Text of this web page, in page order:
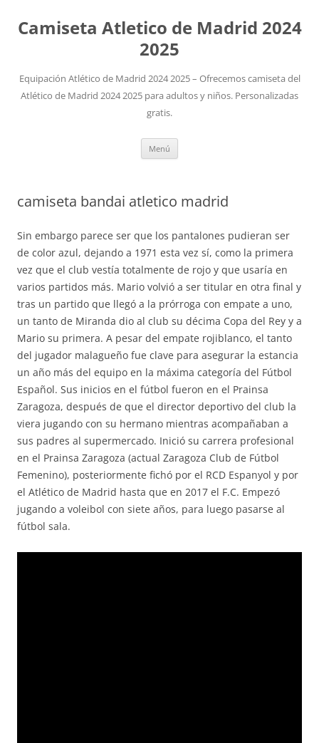
Camiseta Atletico de Madrid 2024
2025
Equipación Atlético de Madrid 2024 2025 – Ofrecemos camiseta del
Atlético de Madrid 2024 2025 para adultos y niños. Personalizadas
gratis.
Menú
camiseta bandai atletico madrid
Sin embargo parece ser que los pantalones pudieran ser
de color azul, dejando a 1971 esta vez sí, como la primera
vez que el club vestía totalmente de rojo y que usaría en
varios partidos más. Mario volvió a ser titular en otra final y
tras un partido que llegó a la prórroga con empate a uno,
un tanto de Miranda dio al club su décima Copa del Rey y a
Mario su primera. A pesar del empate rojiblanco, el tanto
del jugador malagueño fue clave para asegurar la estancia
un año más del equipo en la máxima categoría del Fútbol
Español. Sus inicios en el fútbol fueron en el Prainsa
Zaragoza, después de que el director deportivo del club la
viera jugando con su hermano mientras acompañaban a
sus padres al supermercado. Inició su carrera profesional
en el Prainsa Zaragoza (actual Zaragoza Club de Fútbol
Femenino), posteriormente fichó por el RCD Espanyol y por
el Atlético de Madrid hasta que en 2017 el F.C. Empezó
jugando a voleibol con siete años, para luego pasarse al
fútbol sala.